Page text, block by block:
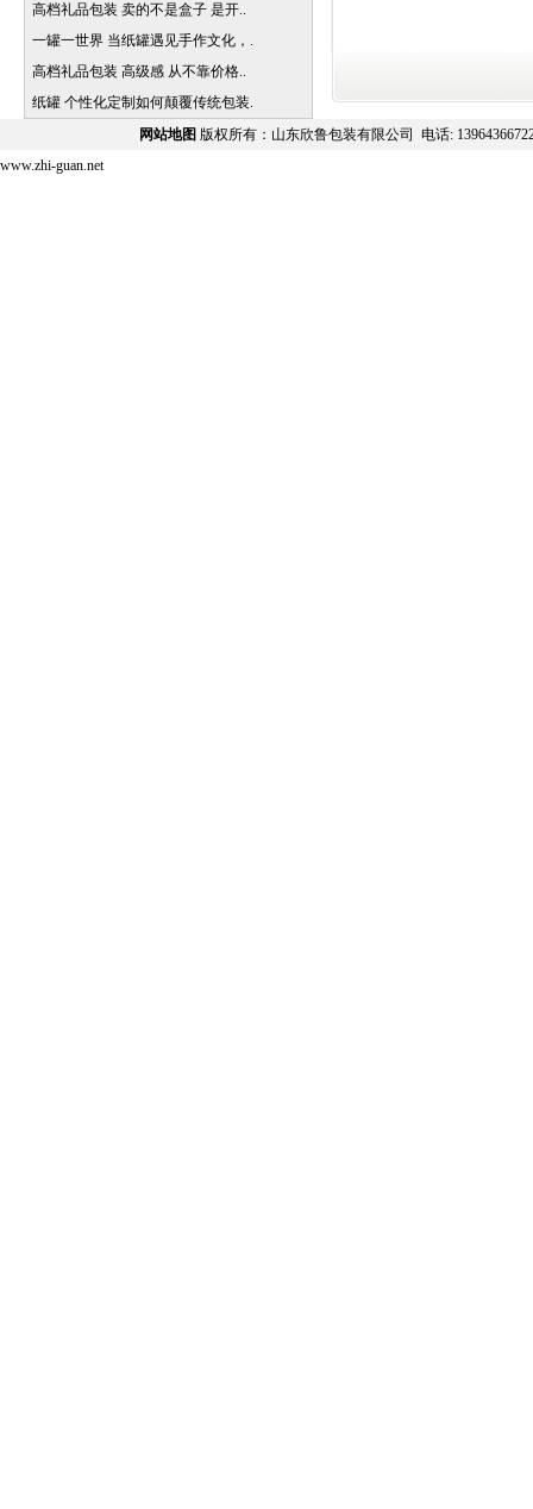
高档礼品包装 卖的不是盒子 是开..
一罐一世界 当纸罐遇见手作文化，.
高档礼品包装 高级感 从不靠价格..
纸罐 个性化定制如何颠覆传统包装.
网站地图 版权所有：山东欣鲁包装有限公司 电话:
www.zhi-guan.net